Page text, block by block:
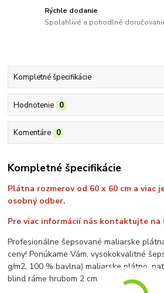
Rýchle dodanie
Spoľahlivé a pohodlné
Kompletné špecifikácie
Hodnotenie 0
Komentáre 0
Kompletné špecifikácie
Plátna rozmerov od 60 x 60 cm a viac
osobný odber.
Pre viac informácií nás kontaktujte na
Profesionálne šepsované maliarske
ceny! Ponúkame Vám, vysokokvalitné
g/m2, 100 % bavlna) maliarske plátno,
blind ráme hrubom 2 cm.